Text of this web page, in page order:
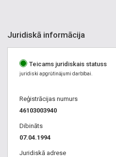
Juridiskā informācija
Teicams juridiskais statuss
juridiski apgrūtinājumi darbībai.
Reģistrācijas numurs
46103003940
Dibināts
07.04.1994
Juridiskā adrese